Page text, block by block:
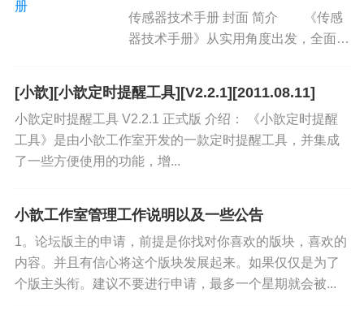
传感器技术手册 封面 简介 《传感
器技术手册》从实用角度出发，全面讲
[小歆][小歆定时提醒工具][V2.2.1][2011.08.11]
小歆定时提醒工具 V2.2.1 正式版 介绍： 《小歆定时提醒
工具》是由小歆工作室开发的一款定时提醒工具，并集成
了一些方便使用的功能，增...
小歆工作室管理工作说明以及一些公告
1。论坛版主的申请，前提是你找对你喜欢的版块，喜欢的
内容。并且有信心将这个版块发展起来。如果仅仅是为了
个版主头衔。建议不要进行申请，最多一个星期就会被...